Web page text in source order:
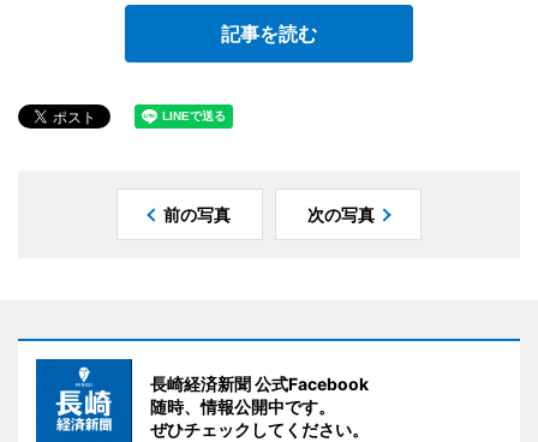
記事を読む
前の写真 次の写真
長崎経済新聞 公式Facebook
随時、情報公開中です。
ぜひチェックしてください。